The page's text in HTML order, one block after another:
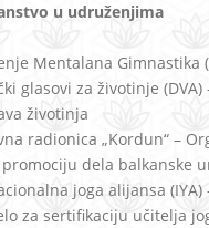
u udruženjima
Mentalana Gimnastika
glasovi za životinje (DVA)
životinja
radionica „Kordun“ –
dela balkanske
joga alijansa (IYA)
za sertifikaciju učitelja